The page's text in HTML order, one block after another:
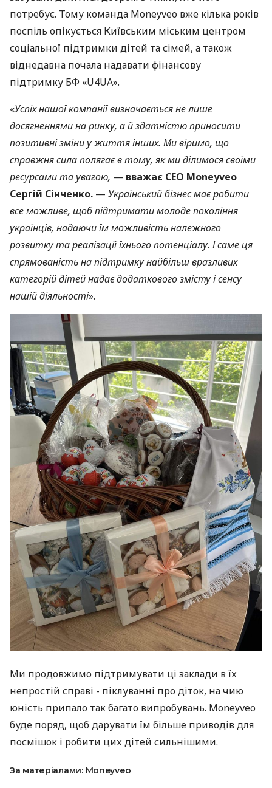
потребує. Тому команда Moneyveo вже кілька років
поспіль опікується Київським міським центром
соціальної підтримки дітей та сімей, а також
віднедавна почала надавати фінансову
підтримку БФ «U4UA».
«Успіх нашої компанії визначається не лише
досягненнями на ринку, а й здатністю приносити
позитивні зміни у життя інших. Ми віримо, що
справжня сила полягає в тому, як ми ділимося своїми
ресурсами та увагою, — вважає СЕО Moneyveo
Сергій Сінченко. — Український бізнес має робити
все можливе, щоб підтримати молоде покоління
українців, надаючи їм можливість належного
розвитку та реалізації їхнього потенціалу. І саме ця
спрямованість на підтримку найбільш вразливих
категорій дітей надає додаткового змісту і сенсу
нашій діяльності».
Ми продовжимо підтримувати ці заклади в їх
непростій справі - піклуванні про діток, на чию
юність припало так багато випробувань. Moneyveo
буде поряд, щоб дарувати їм більше приводів для
посмішок і робити цих дітей сильнішими.
За матеріалами: Moneyveo